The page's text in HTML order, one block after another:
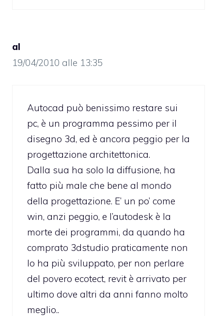
al
19/04/2010 alle 13:35
Autocad può benissimo restare sui
pc, è un programma pessimo per il
disegno 3d, ed è ancora peggio per la
progettazione architettonica.
Dalla sua ha solo la diffusione, ha
fatto più male che bene al mondo
della progettazione. E’ un po’ come
win, anzi peggio, e l’autodesk è la
morte dei programmi, da quando ha
comprato 3dstudio praticamente non
lo ha più sviluppato, per non perlare
del povero ecotect, revit è arrivato per
ultimo dove altri da anni fanno molto
meglio..